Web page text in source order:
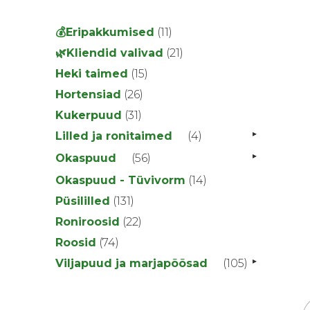
💰Eripakkumised 1111
toodet
🌿Kliendid valivad 2121
Heki taimed 1515
Hortensiad 2626
toodet
Kukerpuud 3131
toodet
Lilled ja ronitaimed 44
▸
Okaspuud 5656
toodet
▸
Okaspuud - Tüvivorm 1414
Püsililled 131131
toodet
Roniroosid 2222
Roosid 7474
toodet
Viljapuud ja marjapõõsad 105105
▸